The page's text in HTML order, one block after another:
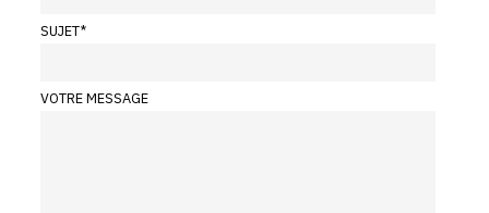
SUJET*
VOTRE MESSAGE